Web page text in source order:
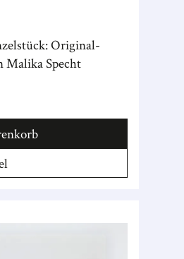
Original-
Malika Specht